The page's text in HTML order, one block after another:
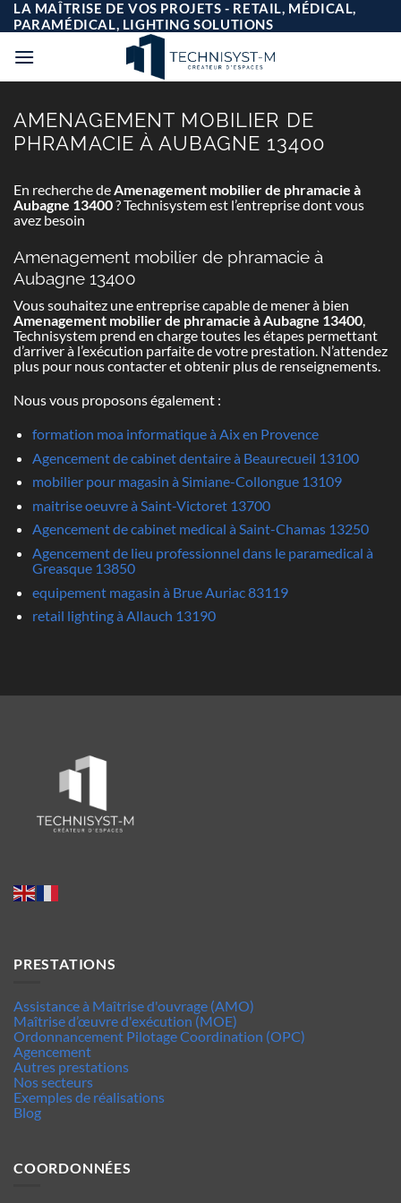
Passer
au
contenu
LA MAÎTRISE DE VOS PROJETS - RETAIL, MÉDICAL,
PARAMÉDICAL, LIGHTING SOLUTIONS
AMENAGEMENT MOBILIER DE
PHRAMACIE À AUBAGNE 13400
En recherche deAmenagement mobilier de phramacie à
Aubagne 13400? Technisystem est l’entreprise dont vous
avez besoin
Amenagement mobilier de phramacie à
Aubagne 13400
Vous souhaitez une entreprise capable de mener à bien
Amenagement mobilier de phramacie à Aubagne 13400,
Technisystem prend en charge toutes les étapes permettant
d’arriver à l’exécution parfaite de votre prestation. N’attendez
plus pour nous contacter et obtenir plus de renseignements.
Nous vous proposons également :
formation moa informatique à Aix en Provence
Agencement de cabinet dentaire à Beaurecueil 13100
mobilier pour magasin à Simiane-Collongue 13109
maitrise oeuvre à Saint-Victoret 13700
Agencement de cabinet medical à Saint-Chamas 13250
Agencement de lieu professionnel dans le paramedical à
Greasque 13850
equipement magasin à Brue Auriac 83119
retail lighting à Allauch 13190
PRESTATIONS
Assistance à Maîtrise d'ouvrage (AMO)
Maîtrise d’œuvre d'exécution (MOE)
Ordonnancement Pilotage Coordination (OPC)
Agencement
Autres prestations
Nos secteurs
Exemples de réalisations
Blog
COORDONNÉES